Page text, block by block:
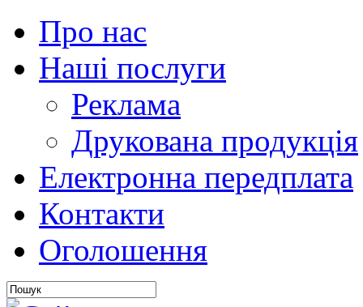
Про нас
Наші послуги
Реклама
Друкована продукція
Електронна передплата
Контакти
Оголошення